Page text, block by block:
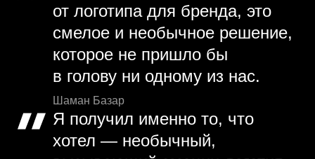
от логотипа для бренда, это
смелое и необычное решение,
которое не пришло бы
в голову ни одному из нас.
Шаман Базар
Я получил именно то, что
хотел — необычный,